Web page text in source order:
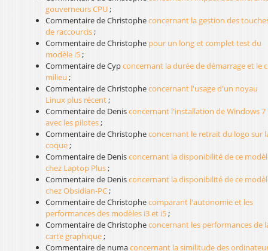
gouverneurs CPU;
Commentaire de Christopheconcernant la gestion des
de raccourcis;
Commentaire de Christophe pour un long et complet test du
modèle i5;
Commentaire de Cypconcernant la durée de démarrage et le
milieu ;
Commentaire de Christopheconcernant l'usage d'un noyau
Linux plus récent;
Commentaire de Denisconcernant l'installation de Windows 7
avec les pilotes;
Commentaire de Christopheconcernant le retrait du logo sur
coque;
Commentaire de Denisconcernant la disponibilité de ce
chez Laptop Plus;
Commentaire de Denisconcernant la disponibilité de ce
chez Obsidian-PC;
Commentaire de Christophecomparant l'autonomie et les
performances des modèles i3 et i5;
Commentaire de Christopheconcernant les performances de
carte graphique;
Commentaire de numaconcernant la similitude des